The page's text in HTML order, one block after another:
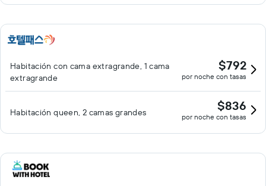
Habitación con cama extragrande, 1 cama
extragrande
$792
por noche con tasas
Habitación queen, 2 camas grandes $836
por noche con tasas